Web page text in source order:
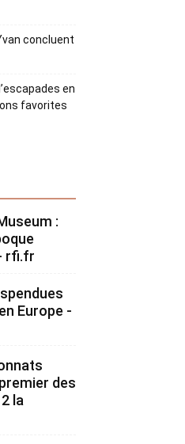
concluent
en
favorites
:
rfi.fr
Europe -
des
la